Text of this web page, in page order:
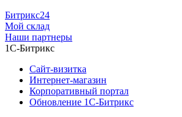
Битрикс24
Мой склад
Наши партнеры
1С-Битрикс
Сайт-визитка
Интернет-магазин
Корпоративный портал
Обновление 1С-Битрикс